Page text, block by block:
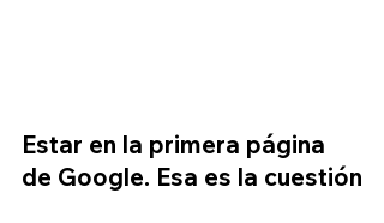
Estar en la primera página
de Google. Esa es la cuestión